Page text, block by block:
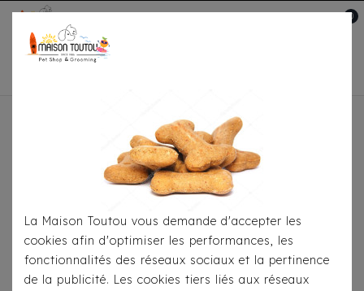
0
Accueil
Pour
Imperméables
Imperméable/Harnais
Milk & Pepper Skipper Noir
La Maison Toutou vous demande d'accepter les
cookies afin d'optimiser les performances, les
fonctionnalités des réseaux sociaux et la pertinence
de la publicité. Les cookies tiers liés aux réseaux